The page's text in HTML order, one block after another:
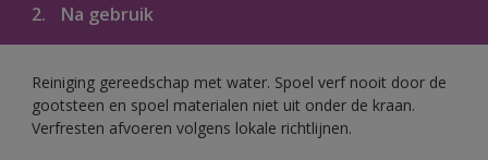
2. Na gebruik
Reiniging gereedschap met water. Spoel verf nooit door de
gootsteen en spoel materialen niet uit onder de kraan.
Verfresten afvoeren volgens lokale richtlijnen.